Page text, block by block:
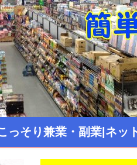
っそり兼業・副業|ネッ